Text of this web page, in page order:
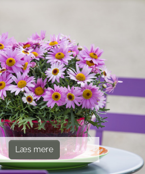
Læs mere